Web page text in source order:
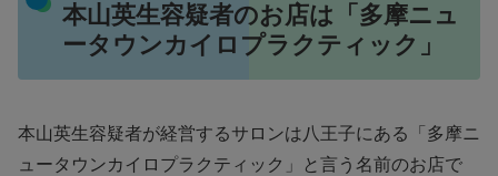
本山英生容疑者のお店は「多摩ニュ
ータウンカイロプラクティック」
本山英生容疑者が経営するサロンは八王子にある「多摩ニ
ュータウンカイロプラクティック」と言う名前のお店で